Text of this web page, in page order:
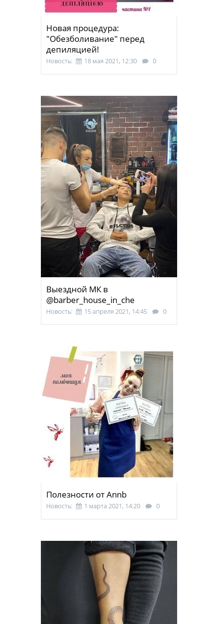
Новая процедура:
"Обезболивание" перед
депиляцией!
Новость: 18 мая 2021, 12:30 0
Выездной МК в
@barber_house_in_che
Новость: 15 апреля 2021, 14:45 0
Полезности от Annb
Новость: 1 марта 2021, 14:20 0